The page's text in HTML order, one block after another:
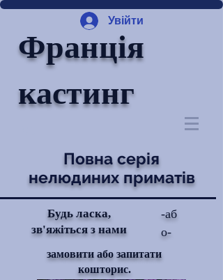
Увійти
Франція
кастинг
Повна серія
нелюдиних приматів
Будь ласка,
зв'яжіться з нами
-аб
о-
замовити або запитати
кошторис.